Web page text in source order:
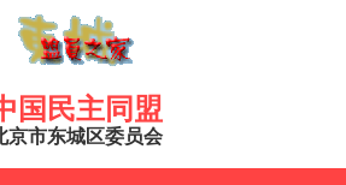
国民主同盟
京市东城区委员会